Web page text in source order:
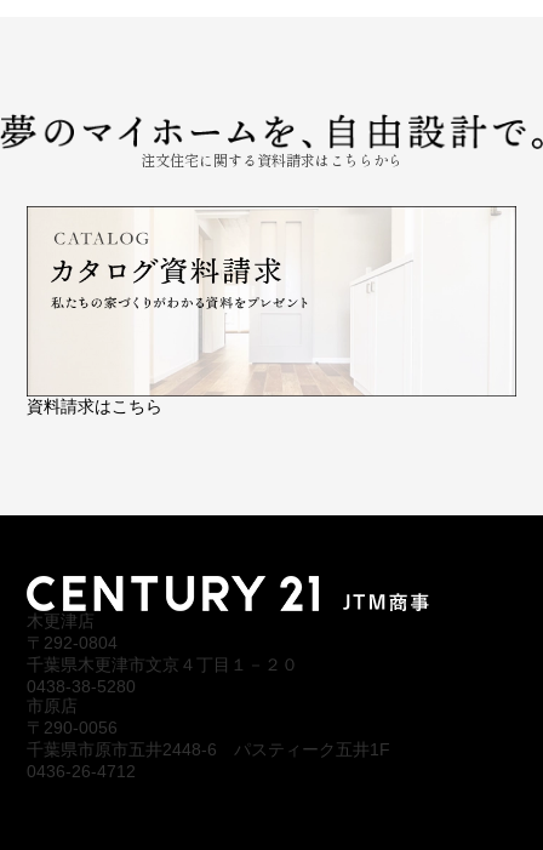
注文住宅に関する資料請求はこちらから
資料請求はこちら
木更津店
〒292-0804
千葉県木更津市文京４丁目１－２０
0438-38-5280
市原店
〒290-0056
千葉県市原市五井2448-6 パスティーク五井1F
0436-26-4712